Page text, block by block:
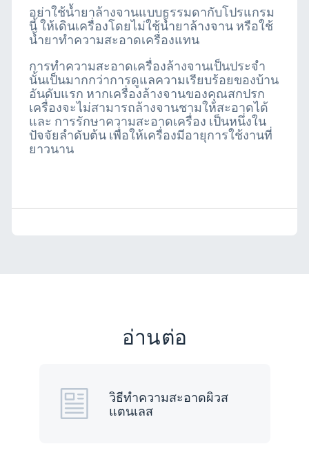
อย่าใช้น้ำยาล้างจานแบบธรรมดากับโปรแกรม
นี้ ให้เดินเครื่องโดยไม่ใช้น้ำยาล้างจาน หรือใช้
น้ำยาทำความสะอาดเครื่องแทน
การทำความสะอาดเครื่องล้างจานเป็นประจำ
นั้นเป็นมากกว่าการดูแลความเรียบร้อยของบ้าน
อันดับแรก หากเครื่องล้างจานของคุณสกปรก
เครื่องจะไม่สามารถล้างจานชามให้สะอาดได้
และ การรักษาความสะอาดเครื่อง เป็นหนึ่งใน
ปัจจัยลำดับต้น เพื่อให้เครื่องมีอายุการใช้งานที่
ยาวนาน
อ่านต่อ
วิธีทำความสะอาดผิวส
แตนเลส